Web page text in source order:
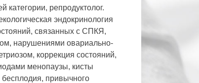
категории, репродуктолог.
эндокринология
связанных с СПКЯ,
нарушениями овариально-
коррекция состояний,
менопаузы, кисты
привычного